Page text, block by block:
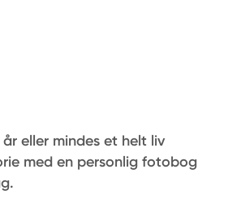
eller mindes et helt liv
med en personlig fotobog